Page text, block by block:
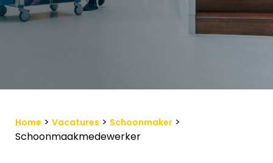
Home > Vacatures > Schoonmaker >
Schoonmaakmedewerker
Werkgevers
Bewaarde vacatures